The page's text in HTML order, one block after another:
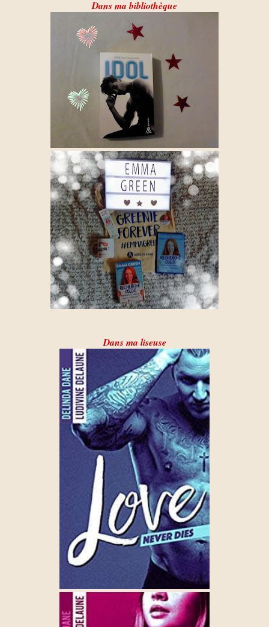
Dans ma bibliothèque
Dans ma liseuse